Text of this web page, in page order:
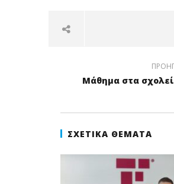
Μάθημα στα
ΣΧΕΤΙΚΆ ΘΈΜΑΤΑ